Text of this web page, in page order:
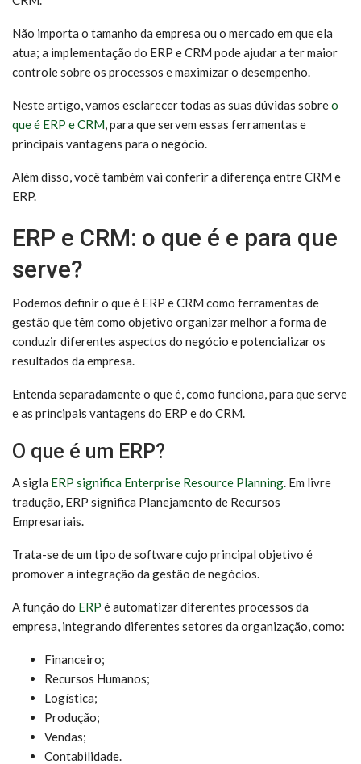
Não importa o tamanho da empresa ou o mercado em que ela
atua; a implementação do ERP e CRM pode ajudar a ter maior
controle sobre os processos e maximizar o desempenho.
Neste artigo, vamos esclarecer todas as suas dúvidas sobreo
que é ERP e CRM, para que servem essas ferramentas e
principais vantagens para o negócio.
Além disso, você também vai conferir a diferença entre CRM e
ERP.
ERP e CRM: o que é e para que
serve?
Podemos definir o que é ERP e CRM como ferramentas de
gestão que têm como objetivo organizar melhor a forma de
conduzir diferentes aspectos do negócio e potencializar os
resultados da empresa.
Entenda separadamente o que é, como funciona, para que serve
e as principais vantagens do ERP e do CRM.
O que é um ERP?
A sigla ERP significa Enterprise Resource Planning. Em livre
tradução, ERP significa Planejamento de Recursos
Empresariais.
Trata-se de um tipo de software cujo principal objetivo é
promover a integração da gestão de negócios.
A função do ERP é automatizar diferentes processos da
empresa, integrando diferentes setores da organização, como:
Financeiro;
Recursos Humanos;
Logística;
Produção;
Vendas;
Contabilidade.